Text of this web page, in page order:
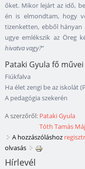
őket. Mikor lejárt az idő,
én is elmondtam, hogy
tizenketten, ebből
ugye emlékszik az Öreg
hivatva vagy?”
Pataki Gyula fő művei
Fiúkfalva
Ha élet zengi be az iskolát
A pedagógia szekerén
A szerzőről: Pataki Gyula
Tóth Tamás
A hozzászóláshoz
olvasás
Hírlevél